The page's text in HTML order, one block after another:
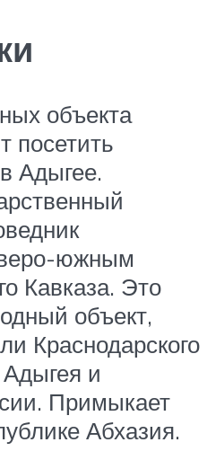
объекта
посетить
Адыгее.
южным
Кавказа. Это
объект,
Краснодарского
и
Примыкает
Абхазия.